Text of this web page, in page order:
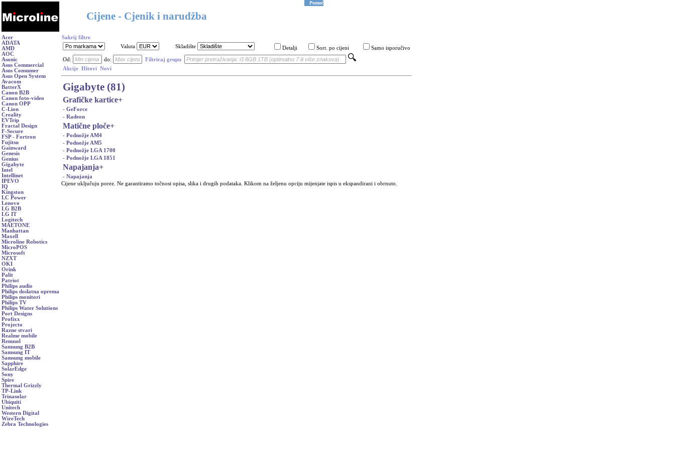
Cijene - Cjenik i narudžba
Pomoć
Acer
ADATA
AMD
AOC
Asonic
Asus Commercial
Asus Consumer
Asus Open System
Avacom
BatterX
Canon B2B
Canon foto-video
Canon OPP
C-Lion
Creality
EVTrip
Fractal Design
F-Secure
FSP - Fortron
Fujitsu
Gainward
Genesis
Genius
Gigabyte
Intel
Intellinet
IPEVO
IQ
Kingston
LC Power
Lenovo
LG B2B
LG IT
Logitech
MAETONE
Manhattan
Maxell
Microline Robotics
MicroPOS
Microsoft
NZXT
OKI
Orink
Palit
Patriot
Philips audio
Philips dodatna oprema
Philips monitori
Philips TV
Philips Water Solutions
Port Designs
Profixx
Projecto
Razne stvari
Realme mobile
Renusol
Samsung B2B
Samsung IT
Samsung mobile
Sapphire
SolarEdge
Sony
Spire
Thermal Grizzly
TP-Link
Trinasolar
Ubiquiti
Unitech
Western Digital
WireTech
Zebra Technologies
Sakrij filtre
Valuta
Skladište Detalji Sort. po cijeni Samo isporučivo
Od: do:
Filtriraj grupu
Akcije Hitovi Novi
Gigabyte (81)
Grafičke kartice+
- GeForce
- Radeon
Matične ploče+
- Podnožje AM4
- Podnožje AM5
- Podnožje LGA 1700
- Podnožje LGA 1851
Napajanja+
- Napajanja
Cijene uključuju porez. Ne garantiramo točnost opisa, slika i drugih podataka. Klikom na željenu opciju mijenjate ispis u ekspandirani i obrnuto.